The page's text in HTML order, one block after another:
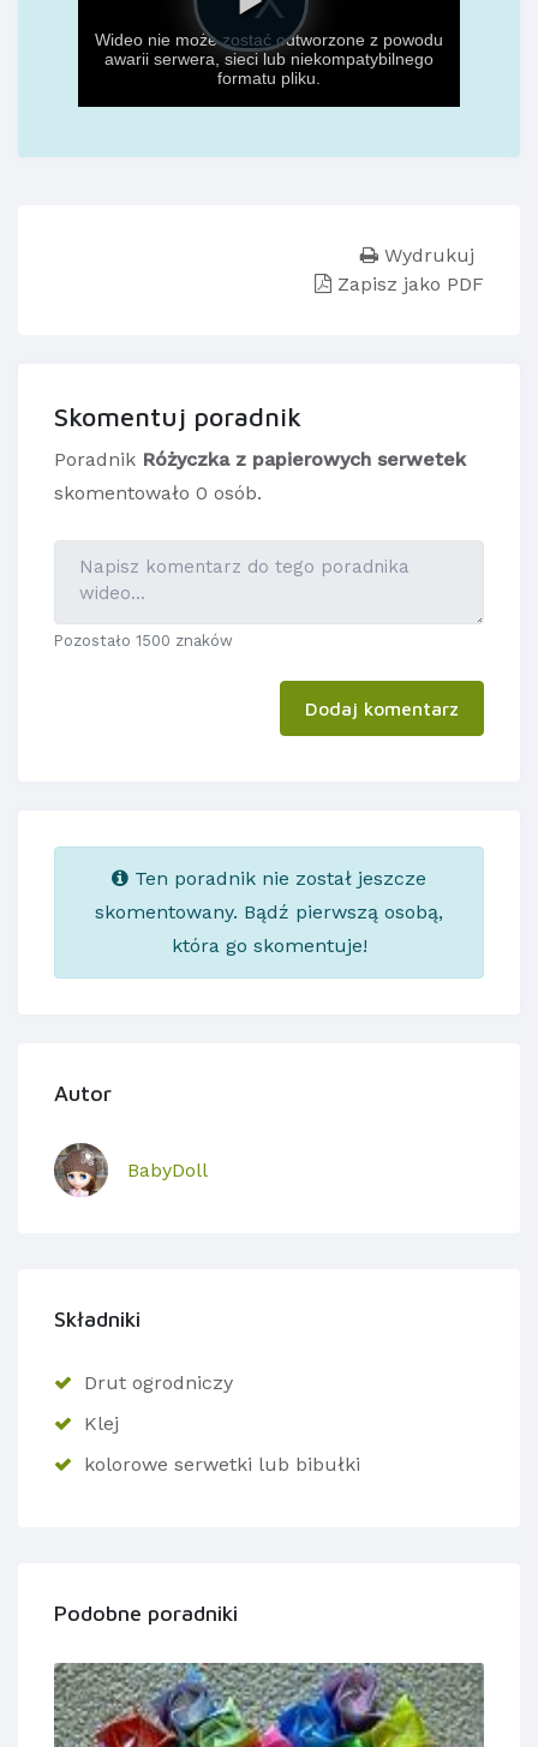
Wydrukuj
Zapisz jako PDF
Skomentuj poradnik
Poradnik Różyczka z papierowych serwetek
skomentowało 0 osób.
Pozostało 1500 znaków
Dodaj komentarz
Ten poradnik nie został jeszcze
skomentowany. Bądź pierwszą osobą,
która go skomentuje!
Autor
BabyDoll
Składniki
Drut ogrodniczy
Klej
kolorowe serwetki lub bibułki
Podobne poradniki